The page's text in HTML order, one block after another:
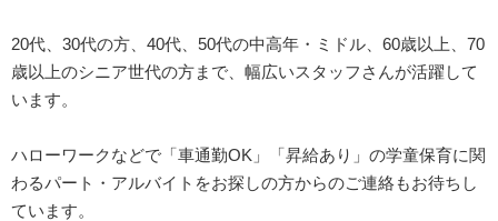
20代、30代の方、40代、50代の中高年・ミドル、60歳以上、70
歳以上のシニア世代の方まで、幅広いスタッフさんが活躍して
います。
ハローワークなどで「車通勤OK」「昇給あり」の学童保育に関
わるパート・アルバイトをお探しの方からのご連絡もお待ちし
ています。